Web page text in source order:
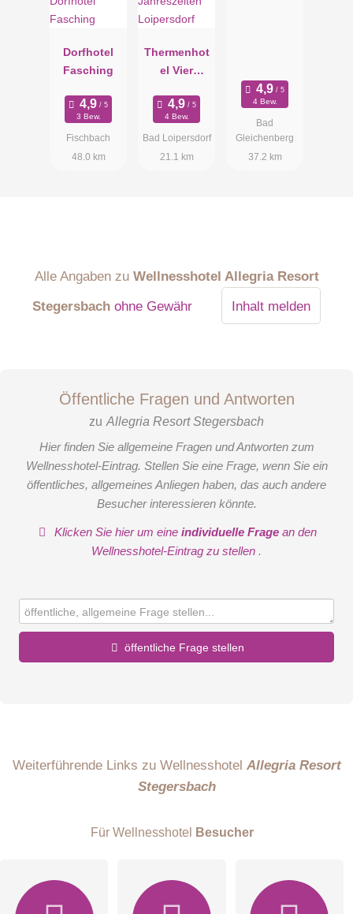
Dorfhotel
Fasching
3 Bew.
Fischbach
48.0 km
Thermenhot
el Vier
Loipersdorf
4 Bew.
Bad Loipersdorf
21.1 km
4 Bew.
Bad
Gleichenberg
37.2 km
Alle Angaben zu Wellnesshotel Allegria Resort
Stegersbach ohne Gewähr Inhalt melden
Öffentliche Fragen und Antworten
zu Allegria Resort Stegersbach
Hier finden Sie allgemeine Fragen und Antworten zum
Wellnesshotel-Eintrag. Stellen Sie eine Frage, wenn Sie ein
öffentliches, allgemeines Anliegen haben, das auch andere
Besucher interessieren könnte.
Klicken Sie hier um eineindividuelle Frage an den
Wellnesshotel-Eintrag zu stellen .
öffentliche Frage stellen
Weiterführende Links zu Wellnesshotel Allegria Resort
Stegersbach
Für Wellnesshotel Besucher